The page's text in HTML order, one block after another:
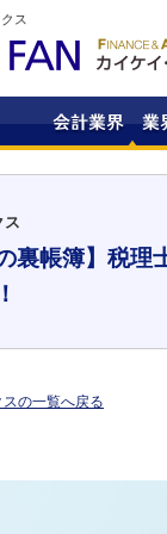
ス
ス
裏帳簿】税
の一覧へ戻る